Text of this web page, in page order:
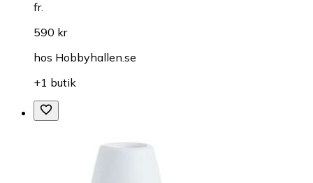
fr.
590 kr
hos Hobbyhallen.se
+1 butik